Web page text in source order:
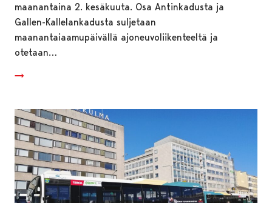
maanantaina 2. kesäkuuta. Osa Antinkadusta ja
Gallen-Kallelankadusta suljetaan
maanantaiaamupäivällä ajoneuvoliikenteeltä ja
otetaan…